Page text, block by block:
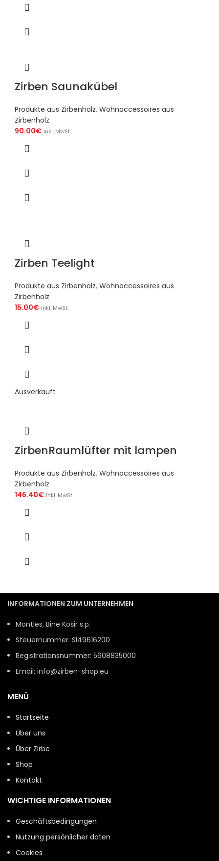
Zirben Saunakübel
Produkte aus Zirbenholz, Wohnaccessoires aus
Zirbenholz
90.00€ inkl. MwSt.
Zirben Teelight
Produkte aus Zirbenholz, Wohnaccessoires aus
Zirbenholz
15.00€ inkl. MwSt.
Ausverkauft
ZirbenRaumlüfter mit lampen
Produkte aus Zirbenholz, Wohnaccessoires aus
Zirbenholz
146.40€ inkl. MwSt.
INFORMATIONEN ZUM UNTERNEHMEN
Montles, Bine Košir s.p.
Steuernummer: SI49616200
Registrationsnummer: 5608835000
Email: info@zirben-shop.eu
MENÜ
Startseite
Über uns
Über Zirbe
Shop
Kontakt
WICHTIGE INFORMATIONEN
Geschäftsbedingungen
Nutzung persönlicher daten
Cookies